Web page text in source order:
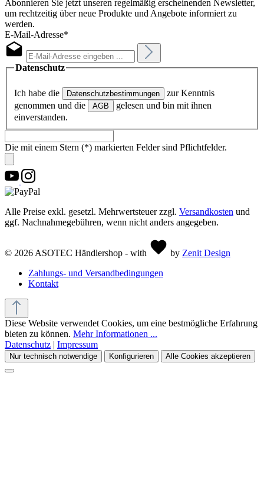
Abonnieren Sie jetzt unseren regelmäßig erscheinenden Newsletter,
um rechtzeitig über neue Produkte und Angebote informiert zu
werden.
E-Mail-Adresse*
Datenschutz
Ich habe die Datenschutzbestimmungen
zur Kenntnis
genommen und die
AGB
gelesen und bin mit ihnen
einverstanden.
Die mit einem Stern (*) markierten Felder sind Pflichtfelder.
Alle Preise exkl. gesetzl. Mehrwertsteuer zzgl. Versandkosten und
ggf. Nachnahmegebühren, wenn nicht anders angegeben.
© 2026 ASOTEC Händlershop - with by Zenit Design
Zahlungs- und Versandbedingungen
Kontakt
Diese Website verwendet Cookies, um eine bestmögliche Erfahrung
bieten zu können. Mehr Informationen ...
Datenschutz | Impressum
Nur technisch notwendige Konfigurieren Alle Cookies akzeptieren